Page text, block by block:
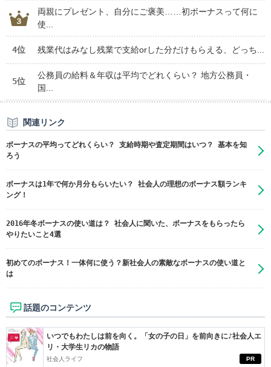
両親にプレゼント、自分にご褒美……初ボーナスって何に
使...
4位 残業代はみなし残業で支給orした分だけもらえる、どっち...
5位
公務員の給料＆年収は平均でどれくらい？ 地方公務員・
国...
関連リンク
ボーナスの平均ってどれくらい？ 支給時期や査定期間はいつ？ 基本を知
ろう
ボーナスは1年で何か月分もらいたい？ 社会人の理想のボーナス額ランキ
ング！
2016年冬ボーナスの使い道は？ 社会人に聞いた、ボーナスをもらったら
やりたいこと4選
初めてのボーナス！一体何に使う？新社会人の素敵なボーナスの使い道と
は
話題のコンテンツ
PR
いつでもわたしは前を向く。「女の子の日」を前向きに♪社会人エ
リ・大学生リカの物語
社会人ライフ